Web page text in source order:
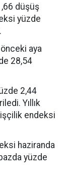
düşüş
yüzde
aya
28,54
2,44
Yıllık
endeksi
haziranda
yüzde